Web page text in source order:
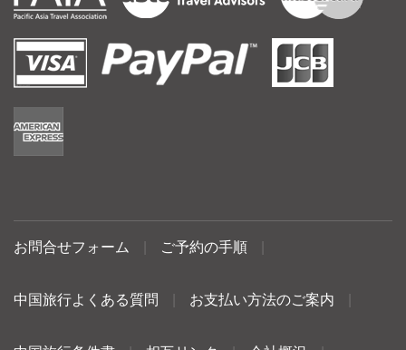
お問合せフォーム ご予約の手順
中国旅行よくある質問 お支払い方法のご案内